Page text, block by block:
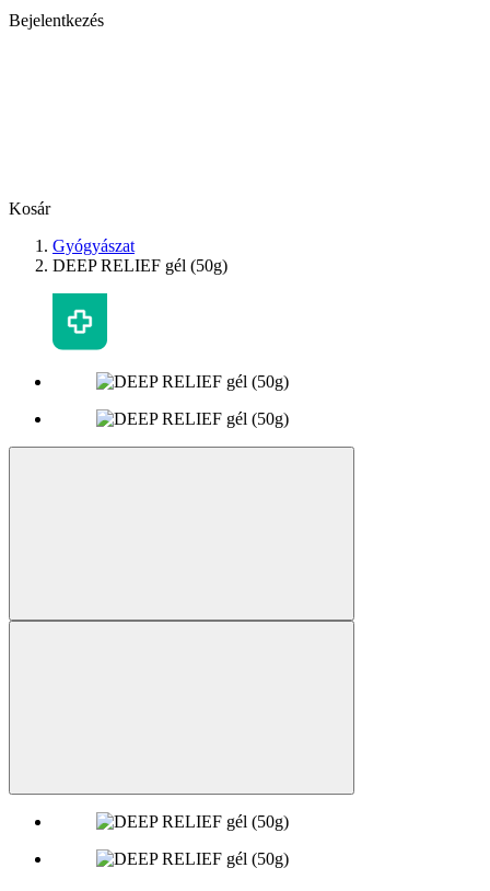
Bejelentkezés
Kosár
Gyógyászat
DEEP RELIEF gél (50g)